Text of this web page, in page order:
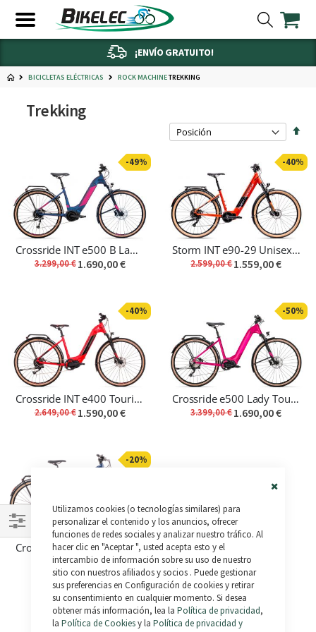
Utilizamos cookies (o tecnologías similares) para
personalizar el contenido y los anuncios, ofrecer
funciones de redes sociales y analizar nuestro tráfico. Al
hacer clic en "Aceptar ", usted acepta esto y el
intercambio de información sobre su uso de nuestro
sitio con nuestros afiliados y socios . Puede gestionar
sus preferencias en Configuración de cookies y retirar
su consentimiento en cualquier momento. Si desea
obtener más información, lea la Política de privacidad,
la Política de Cookiesy la Política de privacidad y
¡ENVÍO GRATUITO!
BICICLETAS ELÉCTRICAS ROCK MACHINETREKKING
Trekking
Fijar
-49%
Crossride INT e500 B Lady Touring
3.299,00 €1.690,00 €
-40%
Storm INT e90-29 Unisex Touring
2.599,00 €1.559,00 €
-40%
Crossride INT e400 Touring - Km 0
2.649,00 €1.590,00 €
-50%
Crossride e500 Lady Touring
3.399,00 €1.690,00 €
-20%
Crossride INT e400 B Lady Touring
3.249,00 €2.599,20 €
Agotado
Comprar